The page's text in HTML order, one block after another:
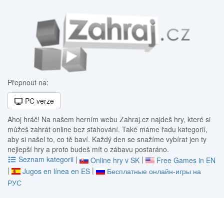
Přepnout na:
PC verze
Ahoj hráč! Na našem herním webu Zahraj.cz najdeš hry, které si
můžeš zahrát online bez stahování. Také máme řadu kategorií,
aby si našel to, co tě baví. Každý den se snažíme vybírat jen ty
nejlepší hry a proto budeš mít o zábavu postaráno.
Seznam kategorii | Online hry v SK |
Free Games in EN
|
Jugos en línea en ES |
Бесплатные онлайн-игры на
РУС